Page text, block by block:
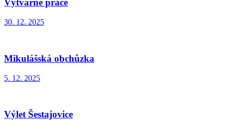
Výtvarné práce
30. 12. 2025
Mikulášská obchůzka
5. 12. 2025
Výlet Šestajovice